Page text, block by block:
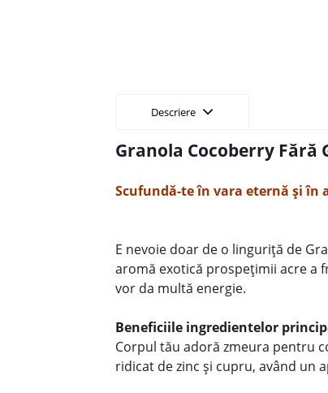
Descriere
Granola Cocoberry Fără
Scufundă-te în vara eternă și în
E nevoie doar de o linguriță de
aromă exotică prospețimii acre a
vor da multă energie.
Beneficiile ingredientelor
Corpul tău adoră zmeura pentru
ridicat de zinc și cupru, având